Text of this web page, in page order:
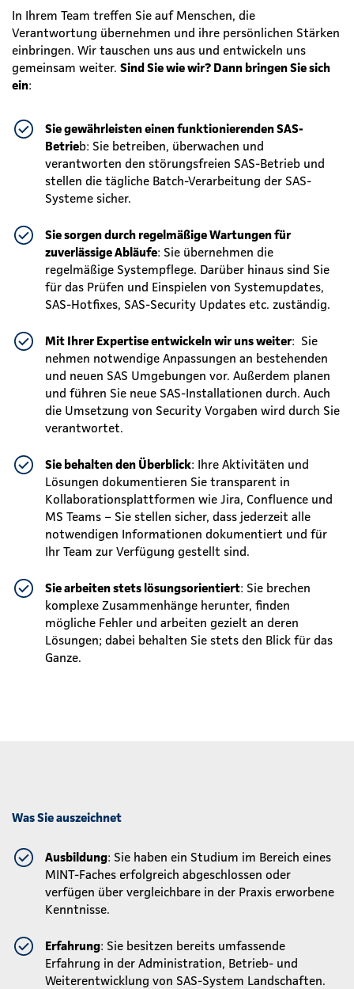
In Ihrem Team treffen Sie auf Menschen, die
Verantwortung übernehmen und ihre persönlichen Stärken
einbringen. Wir tauschen uns aus und entwickeln uns
gemeinsam weiter. Sind Sie wie wir? Dann bringen Sie sich
ein:
Sie gewährleisten einen funktionierenden SAS-
Betrieb: Sie betreiben, überwachen und
verantworten den störungsfreien SAS-Betrieb und
stellen die tägliche Batch-Verarbeitung der SAS-
Systeme sicher.
Sie sorgen durch regelmäßige Wartungen für
zuverlässige Abläufe: Sie übernehmen die
regelmäßige Systempflege. Darüber hinaus sind Sie
für das Prüfen und Einspielen von Systemupdates,
SAS-Hotfixes, SAS-Security Updates etc. zuständig.
Mit Ihrer Expertise entwickeln wir uns weiter: Sie
nehmen notwendige Anpassungen an bestehenden
und neuen SAS Umgebungen vor. Außerdem planen
und führen Sie neue SAS-Installationen durch. Auch
die Umsetzung von Security Vorgaben wird durch Sie
verantwortet.
Sie behalten den Überblick: Ihre Aktivitäten und
Lösungen dokumentieren Sie transparent in
Kollaborationsplattformen wie Jira, Confluence und
MS Teams – Sie stellen sicher, dass jederzeit alle
notwendigen Informationen dokumentiert und für
Ihr Team zur Verfügung gestellt sind.
Sie arbeiten stets lösungsorientiert: Sie brechen
komplexe Zusammenhänge herunter, finden
mögliche Fehler und arbeiten gezielt an deren
Lösungen; dabei behalten Sie stets den Blick für das
Ganze.
Was Sie auszeichnet
Ausbildung: Sie haben ein Studium im Bereich eines
MINT-Faches erfolgreich abgeschlossen oder
verfügen über vergleichbare in der Praxis erworbene
Kenntnisse.
Erfahrung: Sie besitzen bereits umfassende
Erfahrung in der Administration, Betrieb- und
Weiterentwicklung von SAS-System Landschaften.